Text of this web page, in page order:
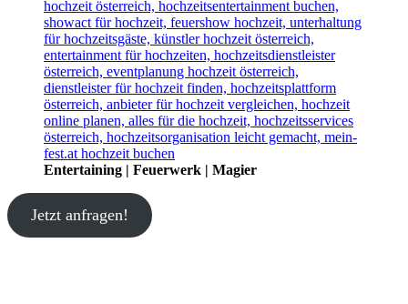
Entertaining | Feuerwerk | Magier
Jetzt anfragen!